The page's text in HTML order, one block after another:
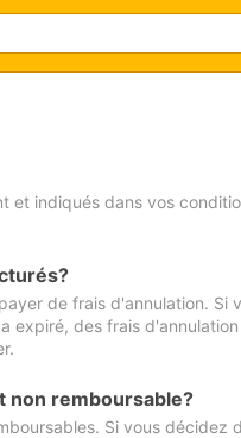
et indiqués dans vos
de frais d'annulation. Si
expiré, des frais
non remboursable?
Si vous décidez